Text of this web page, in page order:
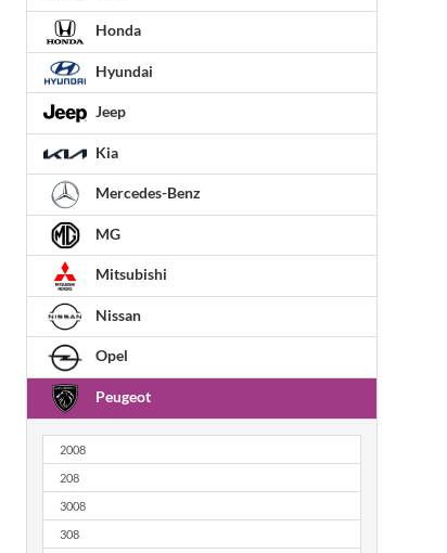
Honda
Hyundai
Jeep
Kia
Mercedes-Benz
MG
Mitsubishi
Nissan
Opel
Peugeot
2008
208
3008
308